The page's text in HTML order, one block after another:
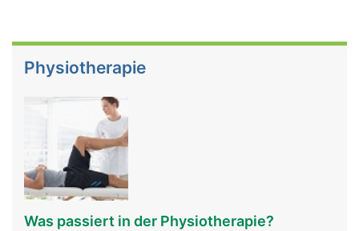
Physiotherapie
Was passiert in der Physiotherapie?